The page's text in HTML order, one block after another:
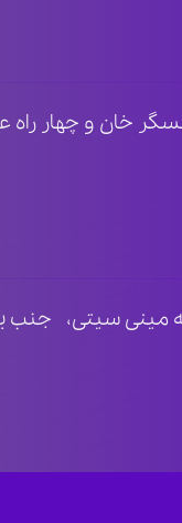
چهار راه عسگر خان و
سیتی، جنب